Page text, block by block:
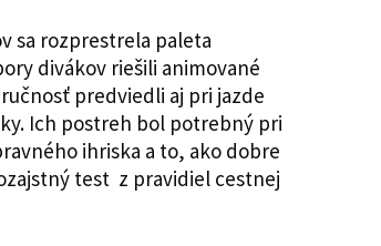
sa rozprestrela paleta
divákov riešili animované
predviedli aj pri jazde
Ich postreh bol potrebný pri
ihriska a to, ako dobre
test z pravidiel cestnej